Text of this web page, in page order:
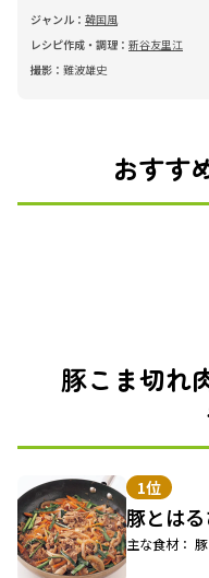
ジャンル： 韓国風
レシピ作成・調理： 新谷友里江
撮影： 難波雄史
おすす
豚こま切れ
1位
豚とは
主な食材：